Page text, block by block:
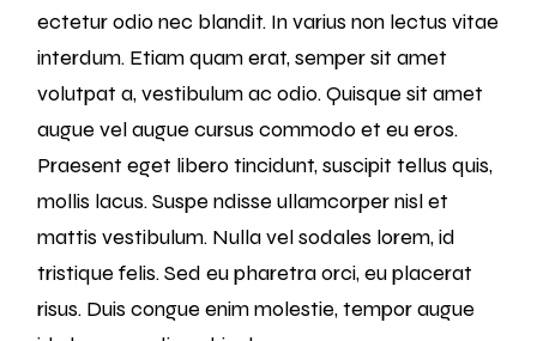
ectetur odio nec blandit. In varius non lectus vitae
interdum. Etiam quam erat, semper sit amet
volutpat a, vestibulum ac odio. Quisque sit amet
augue vel augue cursus commodo et eu eros.
Praesent eget libero tincidunt, suscipit tellus quis,
mollis lacus. Suspe ndisse ullamcorper nisl et
mattis vestibulum. Nulla vel sodales lorem, id
tristique felis. Sed eu pharetra orci, eu placerat
risus. Duis congue enim molestie, tempor augue